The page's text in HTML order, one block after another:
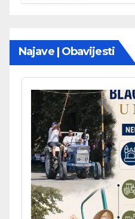
Najave | Obavijesti